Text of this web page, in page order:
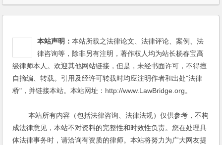
本站声明：本站所载之法律论文、法律评论、案例、法
律咨询等，除非另有注明，著作权人均为站长杨春宝高
级律师本人。欢迎其他网站链接，但是，未经书面许可，不得擅
自摘编、转载。引用及经许可转载时均应注明作者和出处"法律
桥"，并链接本站。本站网址：http://www.LawBridge.org。
本站所有内容（包括法律咨询、法律法规）仅供参考，不构
成法律意见，本站不对资料的完整性和时效性负责。您在处理具
体法律事务时，请洽询有资质的律师。本站将努力为广大网友提